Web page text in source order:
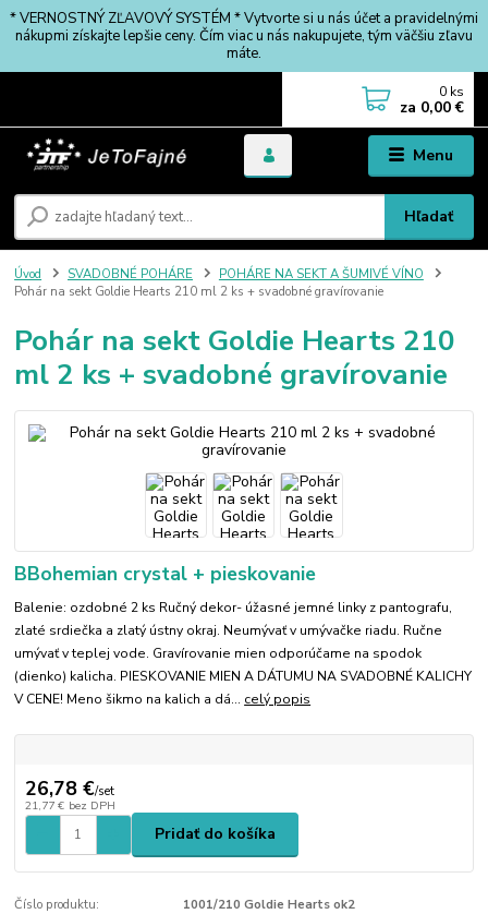
* VERNOSTNÝ ZĽAVOVÝ SYSTÉM * Vytvorte si u nás účet a pravidelnými
nákupmi získajte lepšie ceny. Čím viac u nás nakupujete, tým väčšiu zľavu
máte.
Menu
Hľadať
0 ks
za 0,00 €
Úvod SVADOBNÉ POHÁRE
POHÁRE NA SEKT A ŠUMIVÉ VÍNO
Pohár na sekt Goldie Hearts 210 ml 2 ks + svadobné gravírovanie
Pohár na sekt Goldie Hearts 210
ml 2 ks + svadobné gravírovanie
BBohemian crystal + pieskovanie
Balenie: ozdobné 2 ks Ručný dekor- úžasné jemné linky z pantografu,
zlaté srdiečka a zlatý ústny okraj. Neumývať v umývačke riadu. Ručne
umývať v teplej vode. Gravírovanie mien odporúčame na spodok
(dienko) kalicha. PIESKOVANIE MIEN A DÁTUMU NA SVADOBNÉ KALICHY
V CENE! Meno šikmo na kalich a dá... celý popis
26,78 €/set
21,77 € bez DPH
Pridať do košíka
Číslo produktu: 1001/210 Goldie Hearts ok2